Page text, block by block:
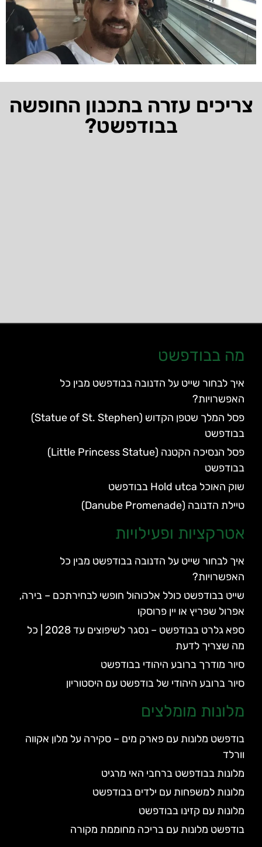
צריכים עזרה בתכנון החופשה
בבודפשט?
מה בבודפשט
איך לבחור שייט על הדנובה בבודפשט מבין כל
האפשרויות?
פסל המלך שטפן הקדוש (Statue of St. Stephen)
בבודפשט
פסל הנסיכה הקטנה (Little Princess Statue)
בבודפשט
שוק האוכל Hold utca בבודפשט
טיילת הדנובה (Danube Promenade)
אטרקציות ופעילויות
איך לבחור שייט על הדנובה בבודפשט מבין כל
האפשרויות?
שייט בבודפשט כולל אלכוהול חופשי לבחירתכם – בירה,
אפרול שפריץ או יין פרוסקו
ספא גלרט בבודפשט – נסגר לשיפוצים עד 2028 | כל
מה שצריך לדעת
סיור מודרך ברובע היהודי בבודפשט
סיור ברובע היהודי של בודפשט עם היסטוריון
מלונות מומלצים
בודפשט מלונות עם פארק מים – סקירה על מלון אקווה
וורלד
מלונות בבודפשט ברחבי האי מרגיט
מלונות למשפחות עם ילדים בבודפשט
מלונות עם קזינו בבודפשט
בודפשט מלונות עם בריכה מחוממת מקורה